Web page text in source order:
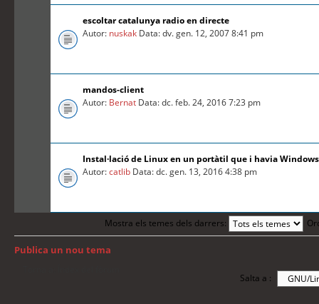
escoltar catalunya radio en directe
Autor: nuskak Data: dv. gen. 12, 2007 8:41 pm
mandos-client
Autor: Bernat Data: dc. feb. 24, 2016 7:23 pm
Instal·lació de Linux en un portàtil que i havia
Autor:catlib Data: dc. gen. 13, 2016 4:38 pm
Mostra els temes dels darrers:
Publica un nou tema
Salta a :